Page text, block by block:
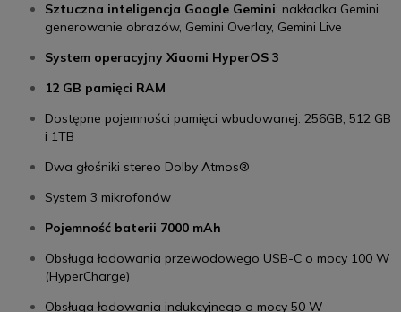
Sztuczna inteligencja Google Gemini: nakładka Gemini,
generowanie obrazów, Gemini Overlay, Gemini Live
System operacyjny Xiaomi HyperOS 3
12 GB pamięci RAM
Dostępne pojemności pamięci wbudowanej: 256GB, 512 GB
i 1TB
Dwa głośniki stereo Dolby Atmos®
System 3 mikrofonów
Pojemność baterii 7000 mAh
Obsługa ładowania przewodowego USB-C o mocy 100 W
(HyperCharge)
Obsługa ładowania indukcyjnego o mocy 50 W